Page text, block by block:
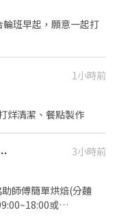
責清理工作環境、設
．協助測量食材的容量
班早起，願意一起打
1小時前
烊清潔、餐點製作
房☑️短期☑️二度就業-WI
3小時前
師傅簡單烘焙(分麵